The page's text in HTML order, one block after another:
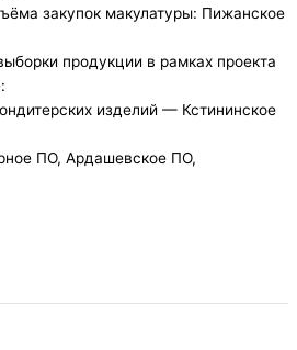
закупок макулатуры: Пижанское
продукции в рамках проекта
изделий — Кстининское
ПО, Ардашевское ПО,